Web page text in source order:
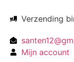
Verzending
Mijn account